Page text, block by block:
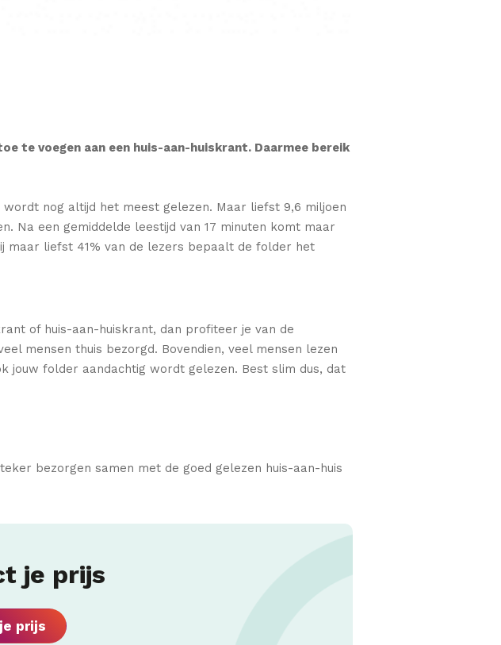
te voegen aan een huis-aan-huiskrant. Daarmee bereik
nog altijd het meest gelezen. Maar liefst 9,6 miljoen
Na een gemiddelde leestijd van 17 minuten komt maar
maar liefst 41% van de lezers bepaalt de folder het
of huis-aan-huiskrant, dan profiteer je van de
mensen thuis bezorgd. Bovendien, veel mensen lezen
jouw folder aandachtig wordt gelezen. Best slim dus, dat
bezorgen samen met de goed gelezen huis-aan-huis
je prijs
prijs